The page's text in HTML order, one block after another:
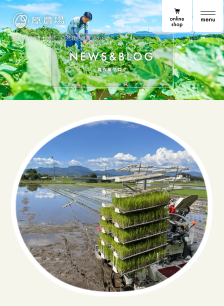
原農場便り
原農場
熊本県菊池市七城町・自然栽培無農薬のお米
online shop